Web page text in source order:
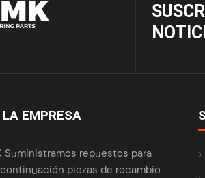
EMPRESA
Suministramos repuestos para
piezas de recambio